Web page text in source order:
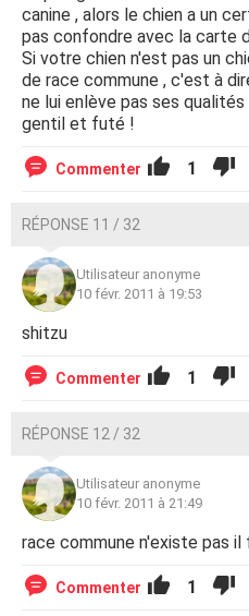
canine , alors le chien a un
pas confondre avec la carte
Si votre chien n'est pas un
de race commune , c'est à
ne lui enlève pas ses
gentil et futé !
Commenter 1
RÉPONSE 11 / 32
Utilisateur anonyme
10 févr. 2011 à 19:53
shitzu
Commenter 1
RÉPONSE 12 / 32
Utilisateur anonyme
10 févr. 2011 à 21:49
race commune n'existe pas
Commenter 1